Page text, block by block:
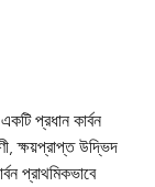
প্রধান কার্বন
ক্ষয়প্রাপ্ত উদ্ভিদ
প্রাথমিকভাবে